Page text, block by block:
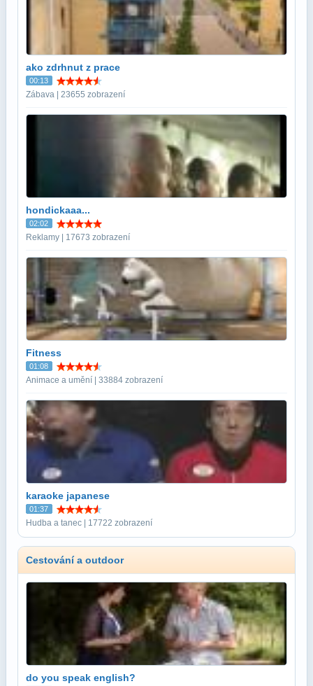
ako zdrhnut z prace
00:13
Zábava | 23655 zobrazení
hondickaaa...
02:02
Reklamy | 17673 zobrazení
Fitness
01:08
Animace a umění | 33884 zobrazení
karaoke japanese
01:37
Hudba a tanec | 17722 zobrazení
Cestování a outdoor
do you speak english?